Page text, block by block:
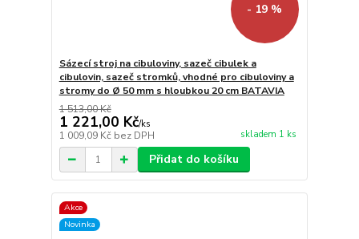
- 19 %
Sázecí stroj na cibuloviny, sazeč cibulek a
cibulovin, sazeč stromků, vhodné pro cibuloviny a
stromy do Ø 50 mm s hloubkou 20 cm BATAVIA
1 513,00 Kč
1 221,00 Kč/ks
1 009,09 Kč bez DPH skladem 1 ks
Přidat do košíku
Akce
Novinka